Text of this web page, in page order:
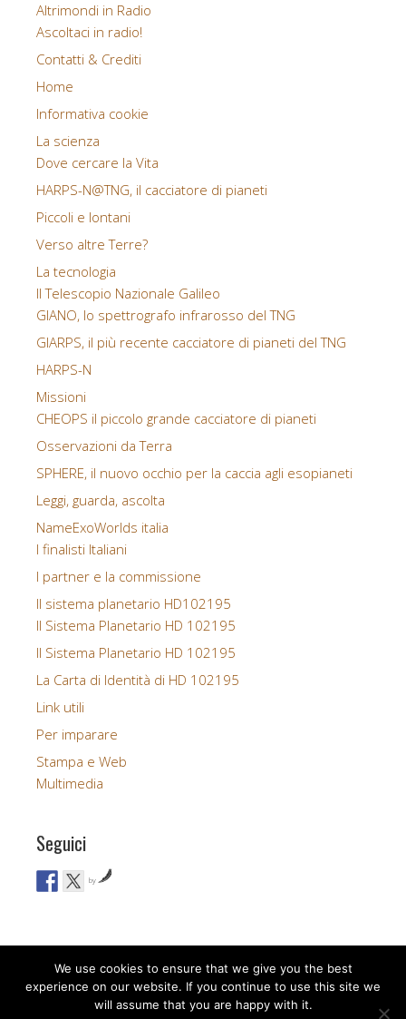
Altrimondi in Radio
Ascoltaci in radio!
Contatti & Crediti
Home
Informativa cookie
La scienza
Dove cercare la Vita
HARPS-N@TNG, il cacciatore di pianeti
Piccoli e lontani
Verso altre Terre?
La tecnologia
Il Telescopio Nazionale Galileo
GIANO, lo spettrografo infrarosso del TNG
GIARPS, il più recente cacciatore di pianeti del TNG
HARPS-N
Missioni
CHEOPS il piccolo grande cacciatore di pianeti
Osservazioni da Terra
SPHERE, il nuovo occhio per la caccia agli esopianeti
Leggi, guarda, ascolta
NameExoWorlds italia
I finalisti Italiani
I partner e la commissione
Il sistema planetario HD102195
Il Sistema Planetario HD 102195
Il Sistema Planetario HD 102195
La Carta di Identità di HD 102195
Link utili
Per imparare
Stampa e Web
Multimedia
Seguici
by
Copyright © 2026 Uno, nessuno, centomila ... sistemi solari.
We use cookies to ensure that we give you the best
experience on our website. If you continue to use this site we
will assume that you are happy with it.